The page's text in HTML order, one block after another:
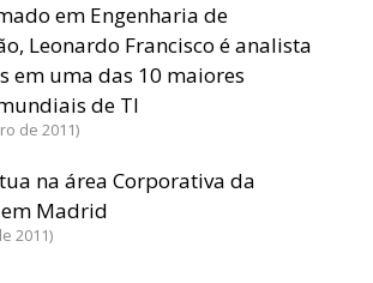
em Engenharia de
Leonardo Francisco é analista
em uma das 10 maiores
de TI
de 2011
na área Corporativa da
Madrid
2011